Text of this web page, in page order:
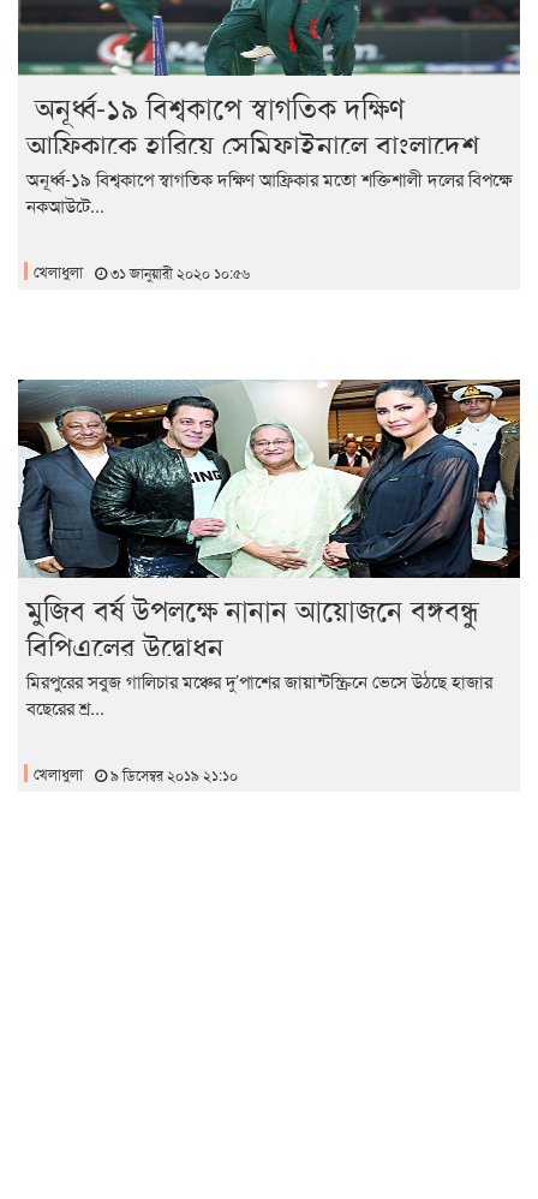
অনূর্ধ্ব-১৯ বিশ্বকাপে স্বাগতিক দক্ষিণ
আফ্রিকাকে হারিয়ে সেমিফাইনালে বাংলাদেশ
অনূর্ধ্ব-১৯ বিশ্বকাপে স্বাগতিক দক্ষিণ আফ্রিকার মতো শক্তিশালী দলের বিপক্ষে
নকআউটে...
খেলাধুলা ৩১ জানুয়ারী ২০২০ ১০:৫৬
মুজিব বর্ষ উপলক্ষে নানান আয়োজনে বঙ্গবন্ধু
বিপিএলের উদ্বোধন
মিরপুরের সবুজ গালিচার মঞ্চের দু’পাশের জায়ান্টস্ক্রিনে ভেসে উঠছে হাজার
বছেরের শ্র...
খেলাধুলা ৯ ডিসেম্বর ২০১৯ ২১:১০